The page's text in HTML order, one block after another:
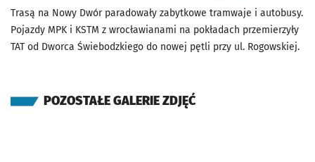
Trasą na Nowy Dwór paradowały zabytkowe tramwaje i autobusy.
Pojazdy MPK i KSTM z wrocławianami na pokładach przemierzyły
TAT od Dworca Świebodzkiego do nowej pętli przy ul. Rogowskiej.
POZOSTAŁE GALERIE ZDJĘĆ